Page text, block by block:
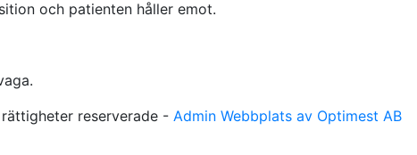
och patienten håller emot.
reserverade - Admin Webbplats av Optimest AB